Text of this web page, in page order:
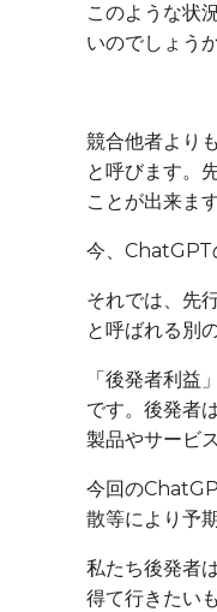
このような状
いのでしょう
競合他者より
と呼びます。
ことが出来ます
今、ChatGPT
それでは、先
と呼ばれる別
「後発者利
です。後発者
製品やサービ
今回の
散等により予
私たち後発者
得て行きたい